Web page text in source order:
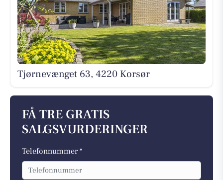
Tjørnevænget 63, 4220 Korsør
FÅ TRE GRATIS
SALGSVURDERINGER
Telefonnummer *